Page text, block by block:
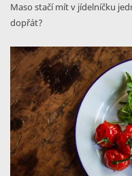
Maso stačí mít v jídelníčku
dopřát?